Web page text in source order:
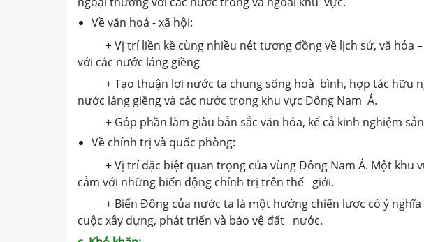
Về văn hoá - xã hội:
+ Vị trí liền kề cùng nhiều nét tương đồng về lịch sử, vă hóa –
với các nước láng giềng
+ Tạo thuận lợi nước ta chung sống hoà bình, hợp tác hữu
nước láng giềng và các nước trong khu vực Đông Nam Á.
+ Góp phần làm giàu bản sắc văn hóa, kể cả kinh nghiệm
Về chính trị và quốc phòng:
+ Vị trí đặc biệt quan trọng của vùng Đông Nam Á. Một khu
cảm với những biến động chính trị trên thế giới.
+ Biển Đông của nước ta là một hướng chiến lược có ý nghĩa
cuộc xây dựng, phát triển và bảo vệ đất nước.